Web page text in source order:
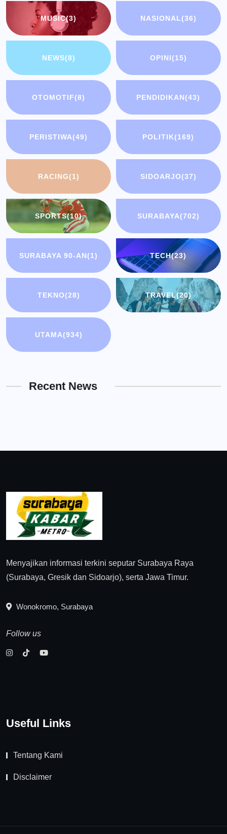
MUSIC(3) NASIONAL(36)
NEWS(8) OPINI(15)
OTOMOTIF(8) PENDIDIKAN(43)
PERISTIWA(49) POLITIK(169)
RACING(1) SIDOARJO(37)
SPORTS(10) SURABAYA(702)
SURABAYA 90-AN(1) TECH(23)
TEKNO(28) TRAVEL(20)
UTAMA(934)
Recent News
Menyajikan informasi terkini seputar Surabaya Raya
(Surabaya, Gresik dan Sidoarjo), serta Jawa Timur.
Wonokromo, Surabaya
Follow us
Useful Links
Tentang Kami
Disclaimer